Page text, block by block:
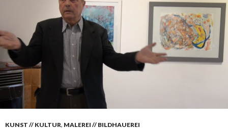
KUNST // KULTUR, MALEREI // BILDHAUEREI